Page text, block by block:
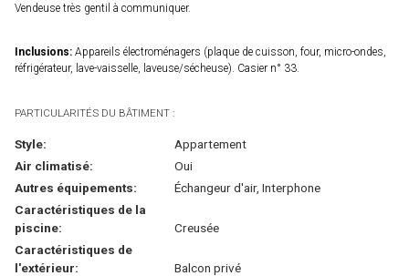
Vendeuse très gentil à communiquer.
Inclusions: Appareils électroménagers (plaque de cuisson, four, micro-ondes,
réfrigérateur, lave-vaisselle, laveuse/sécheuse). Casier n° 33.
PARTICULARITÉS DU BÂTIMENT :
Style:
Appartement
Air climatisé:
Oui
Autres équipements:
Échangeur d'air, Interphone
Caractéristiques de la
piscine:
Creusée
Caractéristiques de
l'extérieur:
Balcon privé